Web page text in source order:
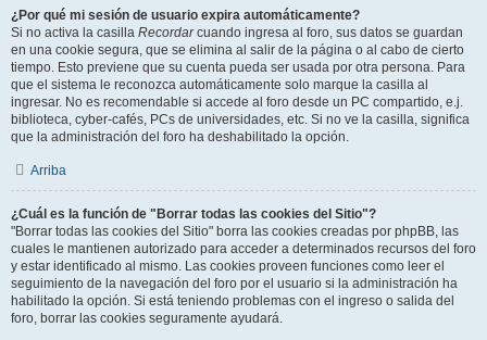
¿Por qué mi sesión de usuario expira automáticamente?
Si no activa la casilla Recordarcuando ingresa al foro, sus datos se guardan
en una cookie segura, que se elimina al salir de la página o al cabo de cierto
tiempo. Esto previene que su cuenta pueda ser usada por otra persona. Para
que el sistema le reconozca automáticamente solo marque la casilla al
ingresar. No es recomendable si accede al foro desde un PC compartido, e.j.
biblioteca, cyber-cafés, PCs de universidades, etc. Si no ve la casilla, significa
que la administración del foro ha deshabilitado la opción.
Arriba
¿Cuál es la función de "Borrar todas las cookies del Sitio"?
"Borrar todas las cookies del Sitio" borra las cookies creadas por phpBB, las
cuales le mantienen autorizado para acceder a determinados recursos del foro
y estar identificado al mismo. Las cookies proveen funciones como leer el
seguimiento de la navegación del foro por el usuario si la administración ha
habilitado la opción. Si está teniendo problemas con el ingreso o salida del
foro, borrar las cookies seguramente ayudará.